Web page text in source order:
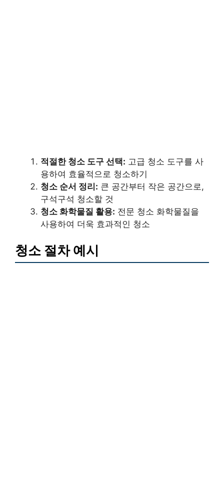
적절한 청소 도구 선택: 고급 청소 도구를 사
용하여 효율적으로 청소하기
청소 순서 정리: 큰 공간부터 작은 공간으로,
구석구석 청소할 것
청소 화학물질 활용: 전문 청소 화학물질을
사용하여 더욱 효과적인 청소
청소 절차 예시